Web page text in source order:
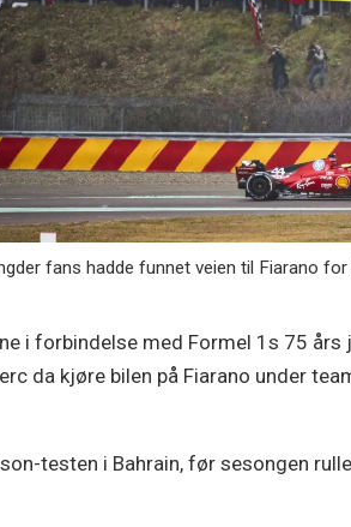
fans hadde funnet veien til Fiarano
i forbindelse med Formel 1s 75 års
da kjøre bilen på Fiarano under
testen i Bahrain, før sesongen